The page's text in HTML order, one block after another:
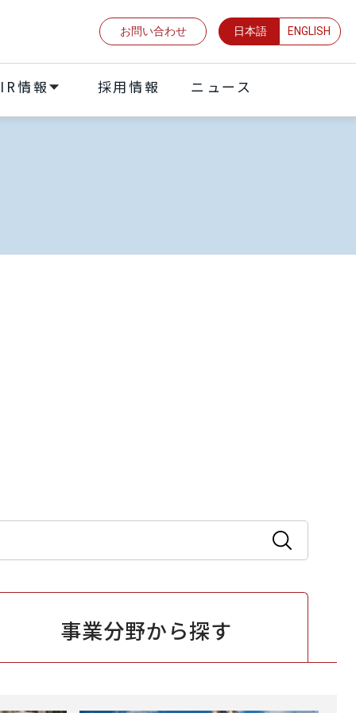
お問い合わせ 日本語 ENGLISH
IR情報 採⽤情報 ニュース
事業分野から探す